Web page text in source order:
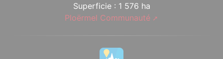
Superficie : 1 576 ha
Ploërmel Communauté